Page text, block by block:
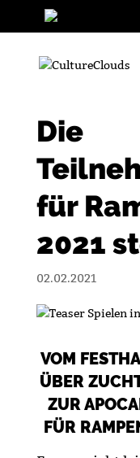
Die
für
2021
02.02.2021
VOM
ÜBER
ZUR
FÜR